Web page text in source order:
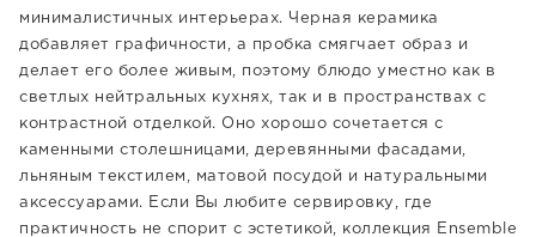
минималистичных интерьерах. Черная керамика
добавляет графичности, а пробка смягчает образ и
делает его более живым, поэтому блюдо уместно как в
светлых нейтральных кухнях, так и в пространствах с
контрастной отделкой. Оно хорошо сочетается с
каменными столешницами, деревянными фасадами,
льняным текстилем, матовой посудой и натуральными
аксессуарами. Если Вы любите сервировку, где
практичность не спорит с эстетикой, коллекция Ensemble